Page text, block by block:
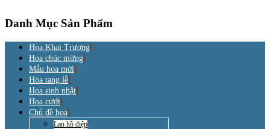
Danh Mục Sản Phẩm
Hoa Khai Trương
Hoa chúc mừng
Mẫu hoa mới
Hoa tang lễ
Hoa sinh nhật
Hoa cưới
Chủ đề hoa
Lan hồ điệp